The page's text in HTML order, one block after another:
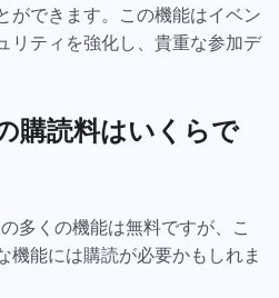
ができます。この機能はイベン
リティを強化し、貴重な参加デ
購読料はいくらで
の多くの機能は無料ですが、こ
機能には購読が必要かもしれま